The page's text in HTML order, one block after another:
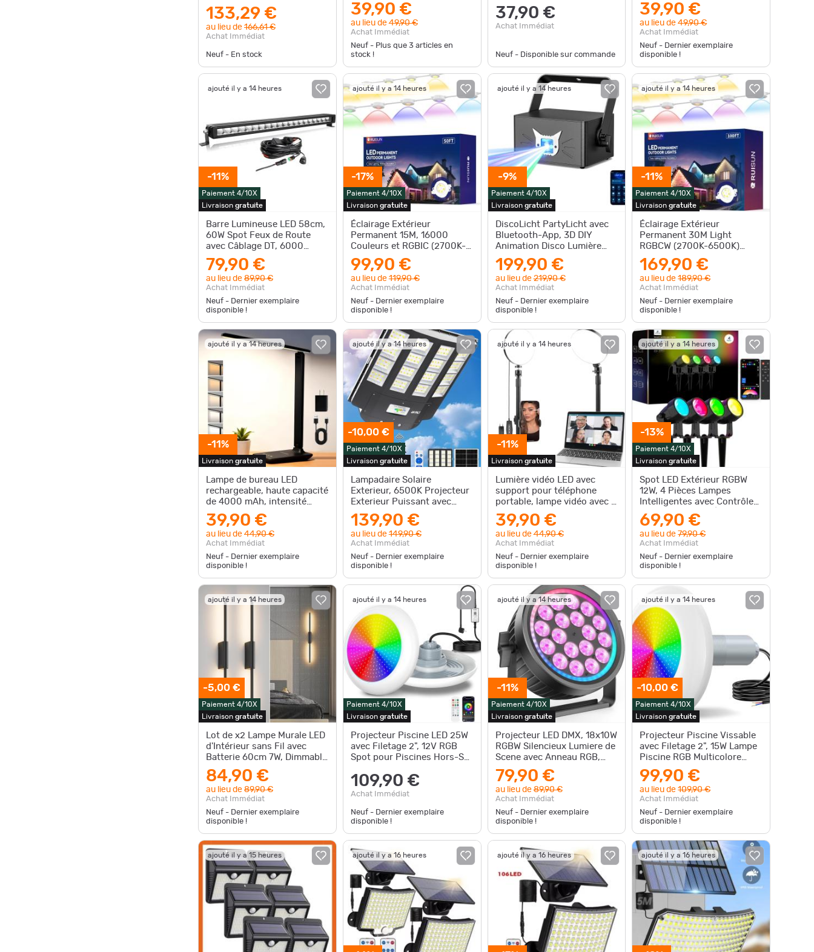
133,29 €
au lieu de 166,61 €
Achat Immédiat
Neuf - En stock
39,90 €
au lieu de49,90 €
Achat Immédiat
Neuf - Plus que 3articles en
stock !
37,90 €
Achat Immédiat
Neuf - Disponible sur commande
39,90 €
au lieu de49,90 €
Achat Immédiat
Neuf - Dernier exemplaire
disponible !
ajouté il y a 14 heures
-11%
Paiement 4/10X
Livraison gratuite
Barre Lumineuse LED 58cm,
60W Spot Feux de Route
avec Câblage DT, 6000
lumens étanches à Une
rangée
79,90 €
au lieu de 89,90 €
Achat Immédiat
Neuf - Dernier exemplaire
disponible !
ajouté il y a 14 heures
-17%
Paiement 4/10X
Livraison gratuite
Éclairage Extérieur
Permanent 15M, 16000
Couleurs et RGBIC (2700K-
6500K), APP Intelligente et
Téléco
99,90 €
au lieu de119,90 €
Achat Immédiat
Neuf - Dernier exemplaire
disponible !
ajouté il y a 14 heures
-9%
Paiement 4/10X
Livraison gratuite
DiscoLicht PartyLicht avec
Bluetooth-App, 3D DIY
Animation Disco Lumière
avec Batterie 5200 mA,
Anim
199,90 €
au lieu de219,90 €
Achat Immédiat
Neuf - Dernier exemplaire
disponible !
ajouté il y a 14 heures
-11%
Paiement 4/10X
Livraisongratuite
Éclairage Extérieur
Permanent 30M Light
RGBCW (2700K-6500K)
Guirlande Lumineuse
Intelligente pour le
169,90 €
au lieu de189,90 €
Achat Immédiat
Neuf - Dernier exemplaire
disponible !
ajouté il y a 14 heures
-11%
Livraison gratuite
Lampe de bureau LED
rechargeable, haute capacité
de 4000 mAh, intensité
variable, 5 modes et 5 nivea
39,90 €
au lieu de 44,90 €
Achat Immédiat
Neuf - Dernier exemplaire
disponible !
ajouté il y a 14 heures
-10,00 €
Paiement 4/10X
Livraison gratuite
Lampadaire Solaire
Exterieur, 6500K Projecteur
Exterieur Puissant avec
Télécommande, IP67
Étanche Sp
139,90 €
au lieu de149,90 €
Achat Immédiat
Neuf - Dernier exemplaire
disponible !
ajouté il y a 14 heures
-11%
Livraison gratuite
Lumière vidéo LED avec
support pour téléphone
portable, lampe vidéo avec 3
modes de couleur et 5 niv
39,90 €
au lieu de44,90 €
Achat Immédiat
Neuf - Dernier exemplaire
disponible !
ajouté il y a 14 heures
-13%
Paiement 4/10X
Livraisongratuite
Spot LED Extérieur RGBW
12W, 4 Pièces Lampes
Intelligentes avec Contrôle
Vocal Alexa, 24V Étanche IP
69,90 €
au lieu de79,90 €
Achat Immédiat
Neuf - Dernier exemplaire
disponible !
ajouté il y a 14 heures
-5,00 €
Paiement 4/10X
Livraison gratuite
Lot de x2 Lampe Murale LED
d'Intérieur sans Fil avec
Batterie 60cm 7W, Dimmable
avec Télécommande et
84,90 €
au lieu de 89,90 €
Achat Immédiat
Neuf - Dernier exemplaire
disponible !
ajouté il y a 14 heures
Paiement 4/10X
Livraison gratuite
Projecteur Piscine LED 25W
avec Filetage 2", 12V RGB
Spot pour Piscines Hors-Sol
109,90 €
Achat Immédiat
Neuf - Dernier exemplaire
disponible !
ajouté il y a 14 heures
-11%
Paiement 4/10X
Livraison gratuite
Projecteur LED DMX, 18x10W
RGBW Silencieux Lumiere de
Scene avec Anneau RGB,
Jeux de Lumiere Eclaira
79,90 €
au lieu de89,90 €
Achat Immédiat
Neuf - Dernier exemplaire
disponible !
ajouté il y a 14 heures
-10,00 €
Paiement 4/10X
Livraisongratuite
Projecteur Piscine Vissable
avec Filetage 2", 15W Lampe
Piscine RGB Multicolore
600lm, Ø190mm, 12V A
99,90 €
au lieu de109,90 €
Achat Immédiat
Neuf - Dernier exemplaire
disponible !
ajouté il y a 15 heures ajouté il y a 16 heures ajouté il y a 16 heures ajouté il y a 16 heures